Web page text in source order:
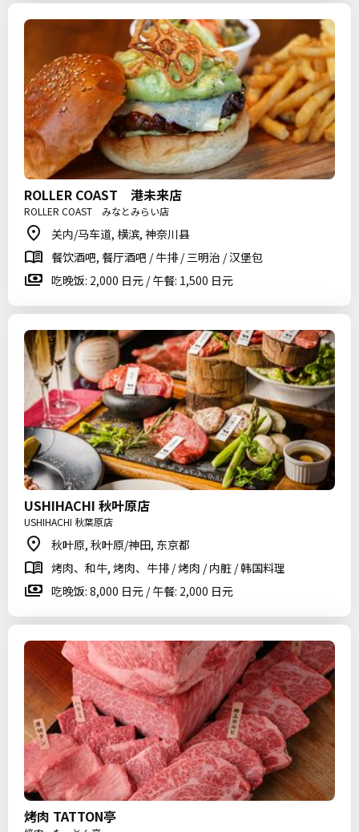
ROLLER COAST 港未来店
ROLLER COAST みなとみらい店
关内/马车道, 横滨, 神奈川县
餐饮酒吧, 餐厅酒吧 / 牛排 / 三明治 / 汉堡包
吃晚饭: 2,000 日元 / 午餐: 1,500 日元
USHIHACHI 秋叶原店
USHIHACHI 秋葉原店
秋叶原, 秋叶原/神田, 东京都
烤肉、和牛, 烤肉、牛排 / 烤肉 / 内脏 / 韩国料理
吃晚饭: 8,000 日元 / 午餐: 2,000 日元
烤肉 TATTON亭